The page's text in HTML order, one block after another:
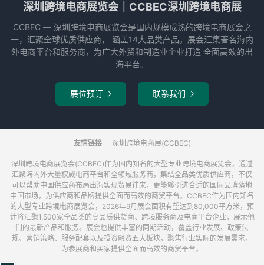
深圳跨境电商展览会｜CCBEC深圳跨境电商展
CCBEC ― 深圳跨境电商展览会是国内规模成熟的跨境电商展会之
一，汇聚全球优质供应商， 涵盖14大品类产品。展会汇集著名海内
外电商平台和服务商，为广大外贸和制造业企业打造 全面高效的出
海平台。
展位预订  联系我们 
友情链接 深圳跨境电商展(CCBEC)
深圳跨境电商展览会(CCBEC)作为国内知名的大型专业跨境电商展览会，通过
汇聚海内外大量权威电商平台和全领域服务商，集结全品类优质供应商，不仅
可以帮助中国供应商布局出海实现贸易往来，更能够引进合适的国际品牌落地
中国市场，为供应商和品牌提供全面而高效的商贸平台。CCBEC作为国内知名
的大型专业跨境电商展览会，2026年9月展会面积有望达到80,000平方米，预
计将汇聚1,500家全品类的高品质供货商、跨境服务商及电商平台企业，展示他
们的最新产品和服务。展会也提供丰富的同期活动，覆盖行业发展、政策法
规、营销策略、服务配套以及投资融资五大板块，聚焦行业实际的发展需求，
为参展商和买家提供全面而高效的商贸平台。